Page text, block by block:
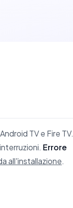
TV e Fire TV.
Errore
all'installazione.